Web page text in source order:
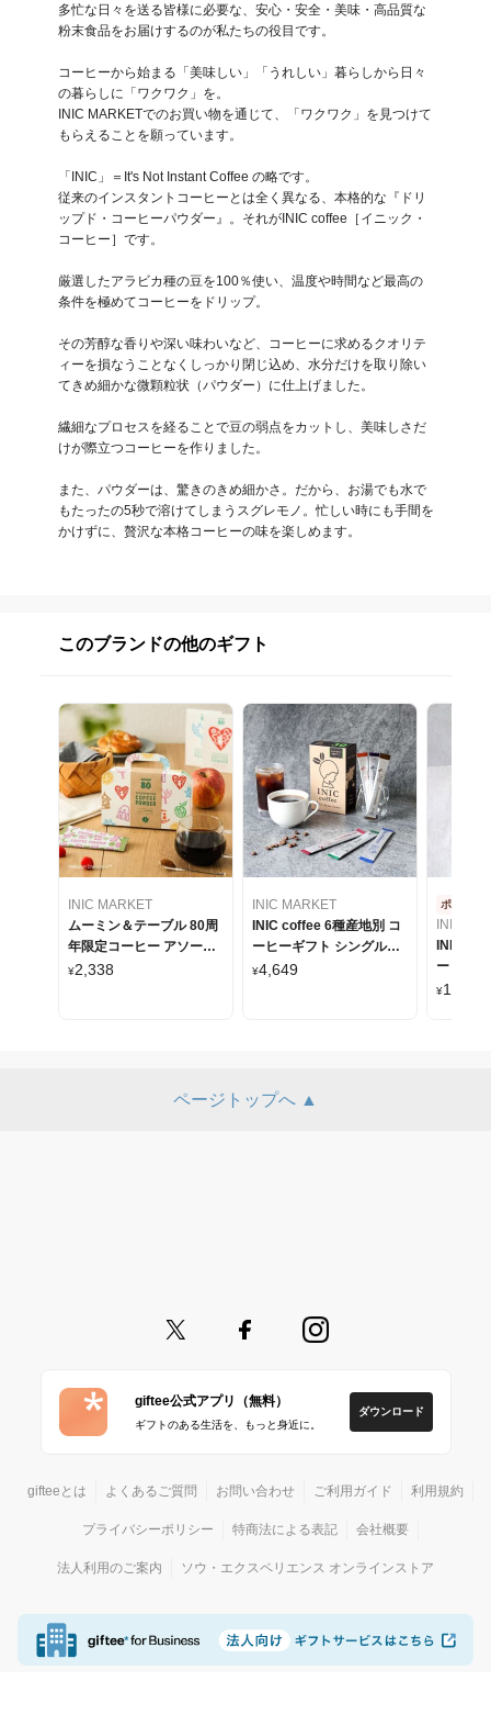
多忙な日々を送る皆様に必要な、安心・安全・美味・高品質な
粉末食品をお届けするのが私たちの役目です。
コーヒーから始まる「美味しい」「うれしい」暮らしから日々
の暮らしに「ワクワク」を。
INIC MARKETでのお買い物を通じて、「ワクワク」を見つけて
もらえることを願っています。
「INIC」＝It's Not Instant Coffee の略です。
従来のインスタントコーヒーとは全く異なる、本格的な『ドリ
ップド・コーヒーパウダー』。それがINIC coffee［イニック・
コーヒー］です。
厳選したアラビカ種の豆を100％使い、温度や時間など最高の
条件を極めてコーヒーをドリップ。
その芳醇な香りや深い味わいなど、コーヒーに求めるクオリテ
ィーを損なうことなくしっかり閉じ込め、水分だけを取り除い
てきめ細かな微顆粒状（パウダー）に仕上げました。
繊細なプロセスを経ることで豆の弱点をカットし、美味しさだ
けが際立つコーヒーを作りました。
また、パウダーは、驚きのきめ細かさ。だから、お湯でも水で
もたったの5秒で溶けてしまうスグレモノ。忙しい時にも手間を
かけずに、贅沢な本格コーヒーの味を楽しめます。
このブランドの他のギフト
INIC MARKET
ムーミン＆テーブル 80周
年限定コーヒー アソート
セット
¥2,338
INIC MARKET
INIC coffee 6種産地別 コ
ーヒーギフト シングルオ
リジンコーヒー 30本入り
¥4,649
ポスト投
INIC
INIC
ーヒー
リジン
¥1,175
ページトップへ ▲
giftee公式アプリ（無料）
ギフトのある生活を、もっと身近に。
ダウンロード
gifteeとは よくあるご質問 お問い合わせ ご利用ガイド 利用規約
プライバシーポリシー 特商法による表記 会社概要
法人利用のご案内 ソウ・エクスペリエンス オンラインストア